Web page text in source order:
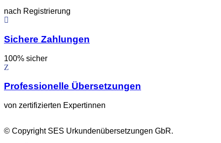
nach Registrierung
Sichere Zahlungen
100% sicher
Professionelle Übersetzungen
von zertifizierten Expertinnen
© Copyright SES Urkundenübersetzungen GbR.